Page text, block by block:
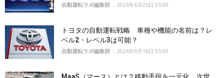
自動運転ラボ編集部 - 2026年6月25日 05:00
トヨタの自動運転戦略 車種や機能の名前は？レ
ベル2・レベル3は可能？
自動運転ラボ編集部 - 2024年9月16日 05:00